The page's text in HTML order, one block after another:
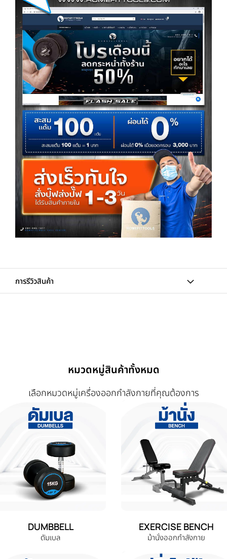
การรีวิวสินค้า
หมวดหมู่สินค้าทั้งหมด
เลือกหมวดหมู่เครื่องออกกำลังกายที่คุณต้องการ
DUMBBELL
ดัมเบล
EXERCISE BENCH
ม้านั่งออกกำลังกาย